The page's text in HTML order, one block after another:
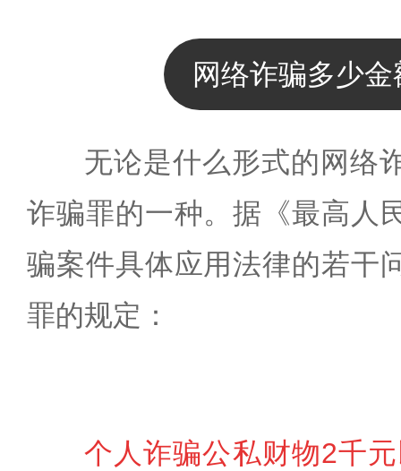
网络诈骗多少
无论是什么形式的网络
诈骗罪的一种。据《最高人
骗案件具体应用法律的若干
罪的规定：
个人诈骗公私财物2千